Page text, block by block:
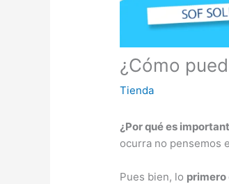
¿Cómo
Tienda
¿Por qué es
ocurra no pensemos
Pues bien, lo primero